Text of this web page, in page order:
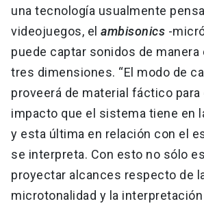
una tecnología usualmente
videojuegos, el ambisonics -
puede captar sonidos de manera
tres dimensiones. “El modo de
proveerá de material fáctico para
impacto que el sistema tiene en
y esta última en relación con el
se interpreta. Con esto no sólo
proyectar alcances respecto de
microtonalidad y la